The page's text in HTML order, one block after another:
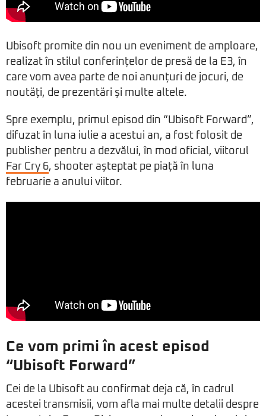
Ubisoft promite din nou un eveniment de amploare,
realizat în stilul conferințelor de presă de la E3, în
care vom avea parte de noi anunțuri de jocuri, de
noutăți, de prezentări și multe altele.
Spre exemplu, primul episod din “Ubisoft Forward”,
difuzat în luna iulie a acestui an, a fost folosit de
publisher pentru a dezvălui, în mod oficial, viitorul
Far Cry 6, shooter așteptat pe piață în luna
februarie a anului viitor.
Ce vom primi în acest episod
“Ubisoft Forward”
Cei de la Ubisoft au confirmat deja că, în cadrul
acestei transmisii, vom afla mai multe detalii despre